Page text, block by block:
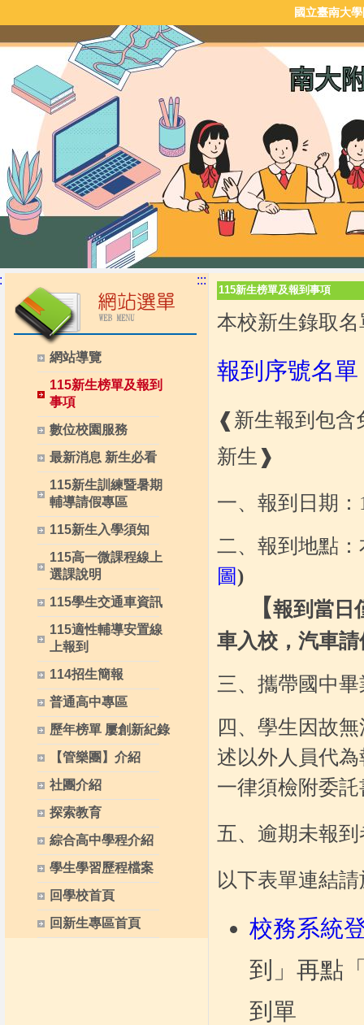
國立臺南大
網站導覽
115新生榜單及報到
事項
數位校園服務
最新消息 新生必看
115新生訓練暨暑期
輔導請假專區
115新生入學須知
115高一微課程線上
選課說明
115學生交通車資訊
115適性輔導安置線
上報到
114招生簡報
普通高中專區
歷年榜單 屢創新紀錄
【管樂團】介紹
社團介紹
探索教育
綜合高中學程介紹
學生學習歷程檔案
回學校首頁
回新生專區首頁
:::
115新生榜單及報到事項
本校新生錄取名
報到序號名
❰新生報到包含
新生❱
一、報到日期
二、報到地點
圖)
【報到當日
車入校，汽車
三、攜帶國中
四、學生因故
述以外人員代
一律須檢附委
五、逾期未報
以下表單連結
校務系統
到」再點
到單